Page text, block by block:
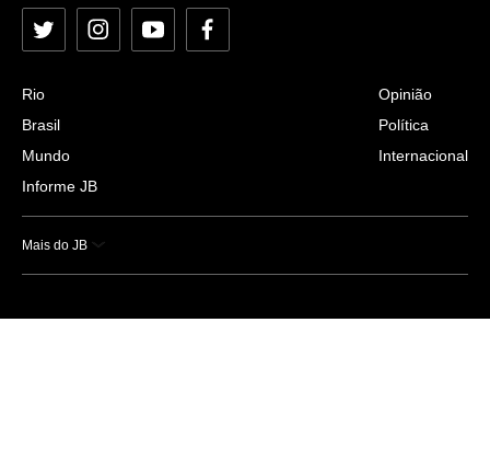
Twitter InstagramYouTubeFacebook
Rio
Brasil
Mundo
Informe JB
Opinião
Política
Internacional
Mais do JB
Esportes